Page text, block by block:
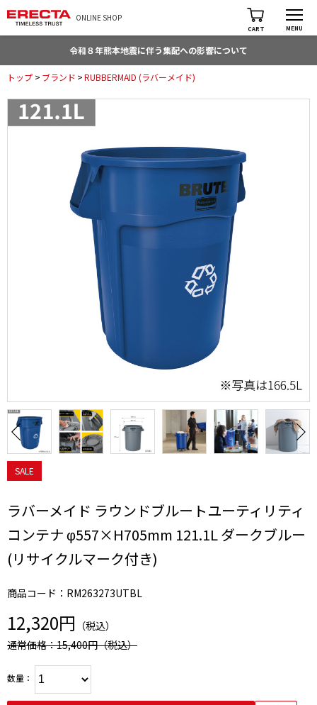
ONLINE SHOP
CART MENU
令和８年熊本地震に伴う集配への影響について
トップ > ブランド >RUBBERMAID (ラバーメイド)
SALE
ラバーメイド ラウンドブルートユーティリティ
コンテナ φ557×H705mm 121.1L ダークブルー
(リサイクルマーク付き)
商品コード：RM263273UTBL
12,320円 （税込）
通常価格：15,400円（税込）
数量：